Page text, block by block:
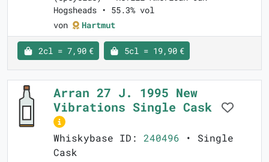
Hogsheads • 55.3% vol
von
Hartmut
2cl = 7,90 € 5cl = 19,90 €
Arran 27 J. 1995 New
Vibrations Single Cask
Whiskybase ID: 240496 • Single
Cask